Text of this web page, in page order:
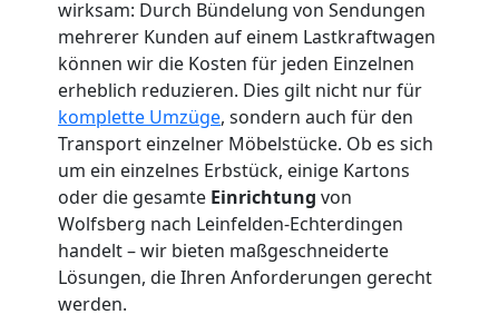
wirksam: Durch Bündelung von Sendungen
mehrerer Kunden auf einem Lastkraftwagen
können wir die Kosten für jeden Einzelnen
erheblich reduzieren. Dies gilt nicht nur für
komplette Umzüge, sondern auch für den
Transport einzelner Möbelstücke. Ob es sich
um ein einzelnes Erbstück, einige Kartons
oder die gesamte Einrichtung von
Wolfsberg nach Leinfelden-Echterdingen
handelt – wir bieten maßgeschneiderte
Lösungen, die Ihren Anforderungen gerecht
werden.
Wolfsberg
Kleintransport
Wolfsberg
Möbelmontage
Wolfsberg